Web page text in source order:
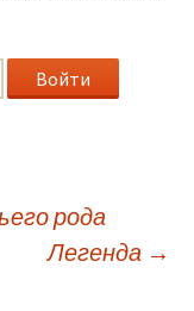
рода
Легенда →